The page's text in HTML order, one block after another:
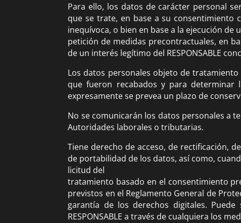
Para ello, los datos de carácter personal
que se trate, en base a su consentimiento
inequívoca, o bien en base a la ejecución
petición de medidas precontractuales, en
de un interés legítimo del RESPONSABLE
Los datos personales objeto de
que fueron recabados y para determinar
expresamente se prevea un plazo de
No se comunicarán los datos personales a
Autoridades laborales o tributarias.
Tiene derecho de acceso, de rectificación,
de portabilidad de los datos, así como,
licitud del
tratamiento basado en el consentimiento
previstos en el Reglamento General de
garantía de los derechos digitales.
RESPONSABLE a través de cualquiera los